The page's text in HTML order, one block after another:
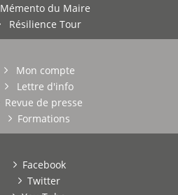
Mémento du Maire
Résilience Tour
Mon compte
Lettre d'info
Revue de presse
Formations
Facebook
Twitter